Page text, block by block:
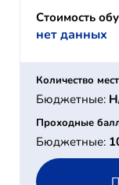
Стоимость
нет данных
Количество
Бюджетные:
Проходные
Бюджетные: